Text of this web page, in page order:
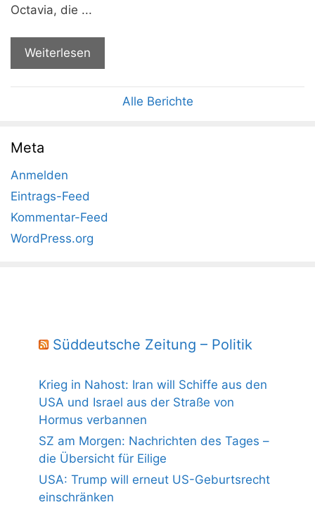
Octavia, die ...
Weiterlesen
Alle Berichte
Meta
Anmelden
Eintrags-Feed
Kommentar-Feed
WordPress.org
Süddeutsche Zeitung – Politik
Krieg in Nahost: Iran will Schiffe aus den
USA und Israel aus der Straße von
Hormus verbannen
SZ am Morgen: Nachrichten des Tages –
die Übersicht für Eilige
USA: Trump will erneut US-Geburtsrecht
einschränken